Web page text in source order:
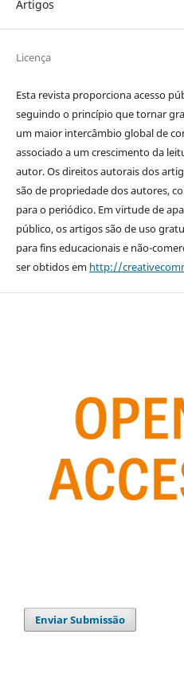
Artigos
Licença
Esta revista proporciona acesso
seguindo o princípio que tornar
um maior intercâmbio global de
associado a um crescimento da
autor. Os direitos autorais dos
são de propriedade dos autores,
para o periódico. Em virtude de
público, os artigos são de uso
para fins educacionais e não-
ser obtidos em http://
Enviar Submissão